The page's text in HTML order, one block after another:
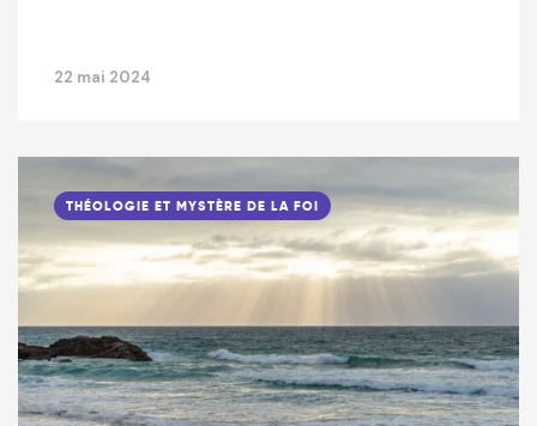
22 mai 2024
THÉOLOGIE ET MYSTÈRE DE LA FOI